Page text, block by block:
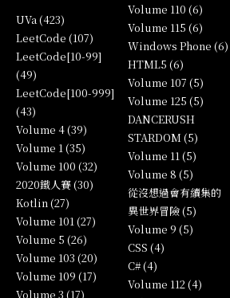
UVa (423)
LeetCode (107)
LeetCode[10-99]
(49)
LeetCode[100-999]
(43)
Volume 4 (39)
Volume 1 (35)
Volume 100 (32)
2020鐵人賽 (30)
Kotlin (27)
Volume 101 (27)
Volume 5 (26)
Volume 103 (20)
Volume 109 (17)
Volume 3 (17)
Volume 110 (6)
Volume 115 (6)
Windows Phone (6)
HTML5 (6)
Volume 107 (5)
Volume 125 (5)
DANCERUSH
STARDOM (5)
Volume 11 (5)
Volume 8 (5)
從沒想過會有續集的
異世界冒險 (5)
Volume 9 (5)
CSS (4)
C# (4)
Volume 112 (4)